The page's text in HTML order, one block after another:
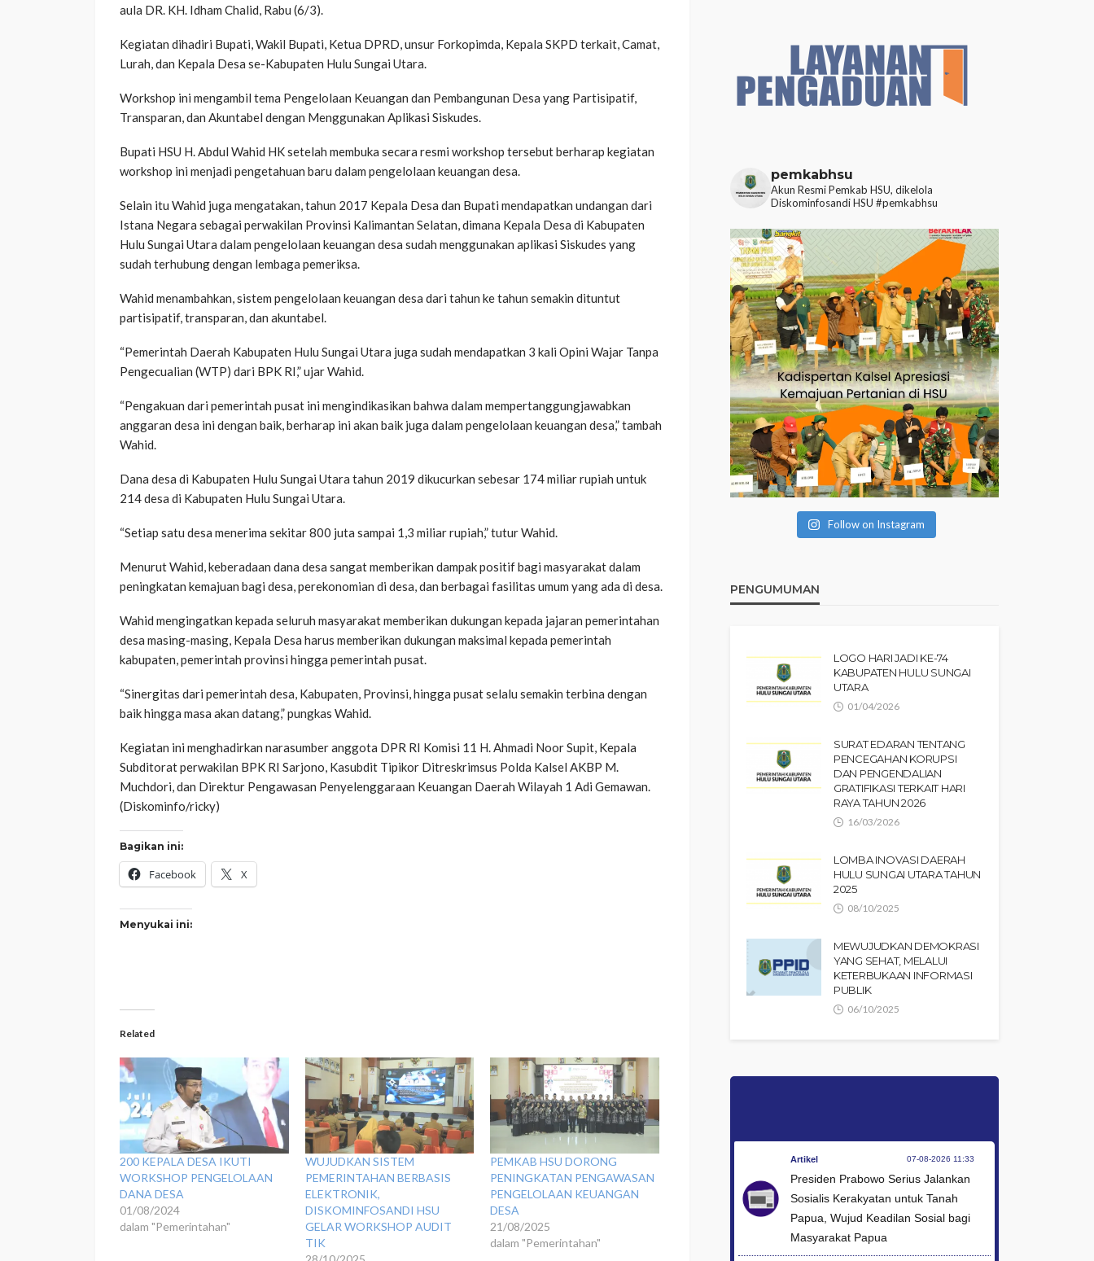
aula DR. KH. Idham Chalid, Rabu (6/3).
Kegiatan dihadiri Bupati, Wakil Bupati, Ketua DPRD, unsur Forkopimda, Kepala SKPD terkait, Camat,
Lurah, dan Kepala Desa se-Kabupaten Hulu Sungai Utara.
Workshop ini mengambil tema Pengelolaan Keuangan dan Pembangunan Desa yang Partisipatif,
Transparan, dan Akuntabel dengan Menggunakan Aplikasi Siskudes.
Bupati HSU H. Abdul Wahid HK setelah membuka secara resmi workshop tersebut berharap kegiatan
workshop ini menjadi pengetahuan baru dalam pengelolaan keuangan desa.
Selain itu Wahid juga mengatakan, tahun 2017 Kepala Desa dan Bupati mendapatkan undangan dari
Istana Negara sebagai perwakilan Provinsi Kalimantan Selatan, dimana Kepala Desa di Kabupaten
Hulu Sungai Utara dalam pengelolaan keuangan desa sudah menggunakan aplikasi Siskudes yang
sudah terhubung dengan lembaga pemeriksa.
Wahid menambahkan, sistem pengelolaan keuangan desa dari tahun ke tahun semakin dituntut
partisipatif, transparan, dan akuntabel.
“Pemerintah Daerah Kabupaten Hulu Sungai Utara juga sudah mendapatkan 3 kali Opini Wajar Tanpa
Pengecualian (WTP) dari BPK RI,” ujar Wahid.
“Pengakuan dari pemerintah pusat ini mengindikasikan bahwa dalam mempertanggungjawabkan
anggaran desa ini dengan baik, berharap ini akan baik juga dalam pengelolaan keuangan desa,” tambah
Wahid.
Dana desa di Kabupaten Hulu Sungai Utara tahun 2019 dikucurkan sebesar 174 miliar rupiah untuk
214 desa di Kabupaten Hulu Sungai Utara.
“Setiap satu desa menerima sekitar 800 juta sampai 1,3 miliar rupiah,” tutur Wahid.
Menurut Wahid, keberadaan dana desa sangat memberikan dampak positif bagi masyarakat dalam
peningkatan kemajuan bagi desa, perekonomian di desa, dan berbagai fasilitas umum yang ada di desa.
Wahid mengingatkan kepada seluruh masyarakat memberikan dukungan kepada jajaran pemerintahan
desa masing-masing, Kepala Desa harus memberikan dukungan maksimal kepada pemerintah
kabupaten, pemerintah provinsi hingga pemerintah pusat.
“Sinergitas dari pemerintah desa, Kabupaten, Provinsi, hingga pusat selalu semakin terbina dengan
baik hingga masa akan datang,” pungkas Wahid.
Kegiatan ini menghadirkan narasumber anggota DPR RI Komisi 11 H. Ahmadi Noor Supit, Kepala
Subditorat perwakilan BPK RI Sarjono, Kasubdit Tipikor Ditreskrimsus Polda Kalsel AKBP M.
Muchdori, dan Direktur Pengawasan Penyelenggaraan Keuangan Daerah Wilayah 1 Adi Gemawan.
(Diskominfo/ricky)
Bagikan ini:
Facebook X
Menyukai ini:
Related
200 KEPALA DESA IKUTI
WORKSHOP PENGELOLAAN
DANA DESA
01/08/2024
dalam "Pemerintahan"
WUJUDKAN SISTEM
PEMERINTAHAN BERBASIS
ELEKTRONIK,
DISKOMINFOSANDI HSU
GELAR WORKSHOP AUDIT
TIK
PEMKAB HSU DORONG
PENINGKATAN PENGAWASAN
PENGELOLAAN KEUANGAN
DESA
21/08/2025
dalam "Pemerintahan"
pemkabhsu
Akun Resmi Pemkab HSU, dikelola
Diskominfosandi HSU #pemkabhsu
Follow on Instagram
PENGUMUMAN
LOGO HARI JADI KE-74
KABUPATEN HULU SUNGAI
UTARA
01/04/2026
SURAT EDARAN TENTANG
PENCEGAHAN KORUPSI
DAN PENGENDALIAN
GRATIFIKASI TERKAIT HARI
RAYA TAHUN 2026
16/03/2026
LOMBA INOVASI DAERAH
HULU SUNGAI UTARA TAHUN
2025
08/10/2025
MEWUJUDKAN DEMOKRASI
YANG SEHAT, MELALUI
KETERBUKAAN INFORMASI
PUBLIK
06/10/2025
Artikel 07-08-2026 11:33
Presiden Prabowo Serius Jalankan
Sosialis Kerakyatan untuk Tanah
Papua, Wujud Keadilan Sosial bagi
Masyarakat Papua